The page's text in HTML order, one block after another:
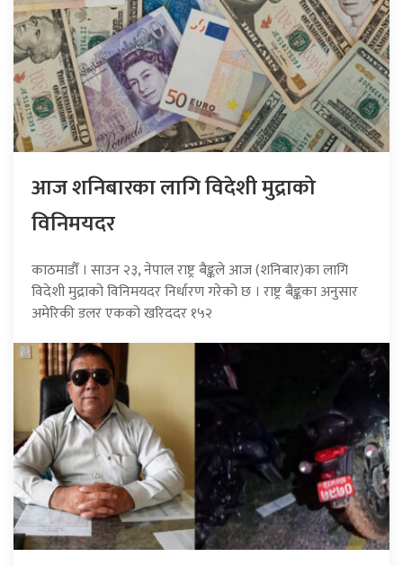
आज शनिबारका लागि विदेशी मुद्राको
विनिमयदर
काठमाडौँ । साउन २३, नेपाल राष्ट्र बैङ्कले आज (शनिबार)का लागि
विदेशी मुद्राको विनिमयदर निर्धारण गरेको छ । राष्ट्र बैङ्कका अनुसार
अमेरिकी डलर एकको खरिददर १५२